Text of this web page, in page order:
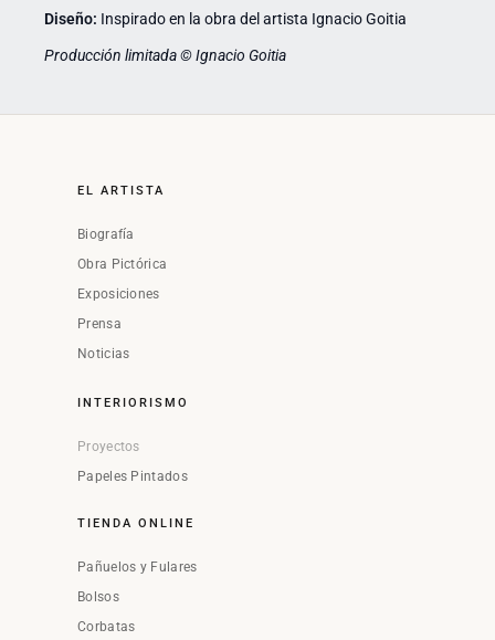
Diseño: Inspirado en la obra del artista Ignacio Goitia
Producción limitada © Ignacio Goitia
EL ARTISTA
Biografía
Obra Pictórica
Exposiciones
Prensa
Noticias
INTERIORISMO
Proyectos
Papeles Pintados
TIENDA ONLINE
Pañuelos y Fulares
Bolsos
Corbatas